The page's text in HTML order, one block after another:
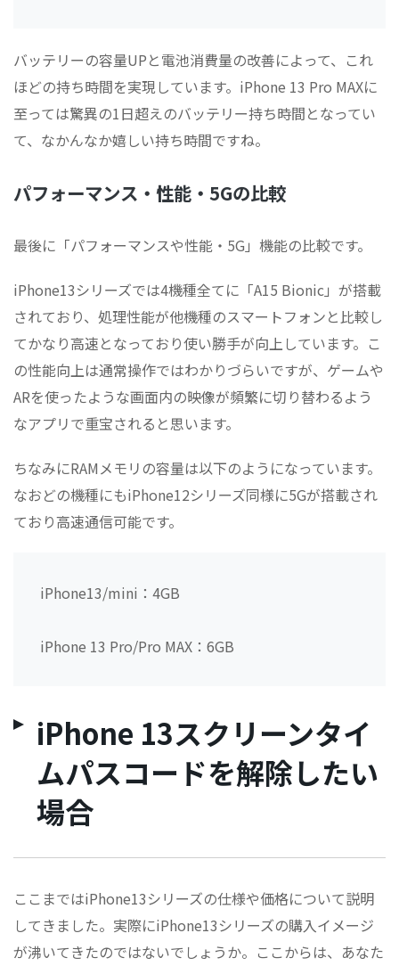
バッテリーの容量UPと電池消費量の改善によって、これ
ほどの持ち時間を実現しています。iPhone 13 Pro MAXに
至っては驚異の1日超えのバッテリー持ち時間となってい
て、なかんなか嬉しい持ち時間ですね。
パフォーマンス・性能・5Gの比較
最後に「パフォーマンスや性能・5G」機能の比較です。
iPhone13シリーズでは4機種全てに「A15 Bionic」が搭載
されており、処理性能が他機種のスマートフォンと比較し
てかなり高速となっており使い勝手が向上しています。こ
の性能向上は通常操作ではわかりづらいですが、ゲームや
ARを使ったような画面内の映像が頻繁に切り替わるよう
なアプリで重宝されると思います。
ちなみにRAMメモリの容量は以下のようになっています。
なおどの機種にもiPhone12シリーズ同様に5Gが搭載され
ており高速通信可能です。
iPhone13/mini：4GB
iPhone 13 Pro/Pro MAX：6GB
iPhone 13スクリーンタイ
ムパスコードを解除したい
場合
ここまではiPhone13シリーズの仕様や価格について説明
してきました。実際にiPhone13シリーズの購入イメージ
が沸いてきたのではないでしょうか。ここからは、あなた